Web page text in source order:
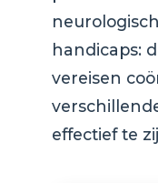
handicaps:
vereisen
effectief te